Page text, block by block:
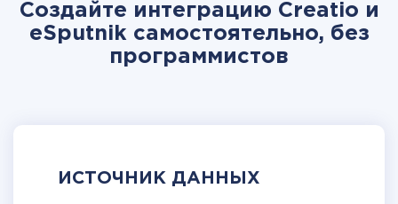
Создайте интеграцию Creatio и
eSputnik самостоятельно, без
программистов
ИСТОЧНИК ДАННЫХ